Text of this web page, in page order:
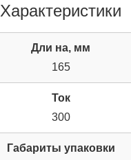
Характеристики
Дли на, мм
165
Ток
300
Габариты упаковки